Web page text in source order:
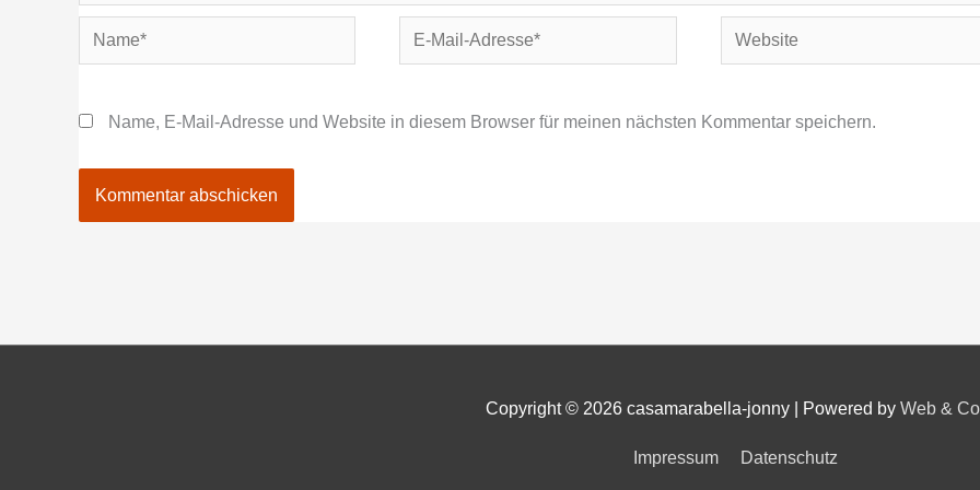
Name*
E-
Mail-
Website
Name, E-Mail-Adresse und Website in diesem Browser für meinen nächsten Kommentar speichern.
Copyright © 2026 casamarabella-jonny Powered by Web &
Impressum Datenschutz